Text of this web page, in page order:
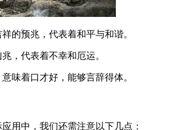
的预兆，代表着和平与和谐。
，代表着不幸和厄运。
味着口才好，能够言辞得体。
用中，我们还需注意以下几点：